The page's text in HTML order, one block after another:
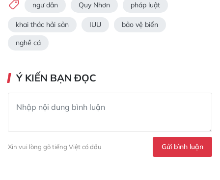
ngư dân Quy Nhơn pháp luật
khai thác hải sản IUU bảo vệ biển
nghề cá
Ý KIẾN BẠN ĐỌC
Xin vui lòng gõ tiếng Việt có dấu Gửi bình luận